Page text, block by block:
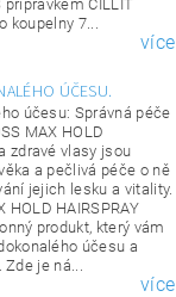
CILLIT
koupelny 7...
více
ÚČESU.
účesu: Správná péče
MAX HOLD
zdravé vlasy jsou
a pečlivá péče o ně
jejich lesku a vitality.
HOLD HAIRSPRAY
produkt, který vám
účesu a
je ná...
více